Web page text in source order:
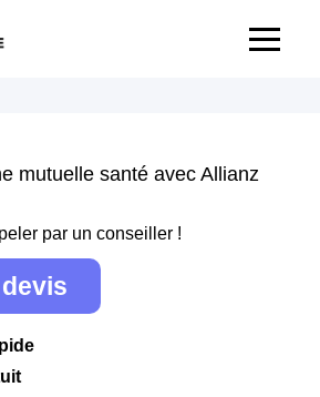
mutuelle santé avec Allianz
par un conseiller !